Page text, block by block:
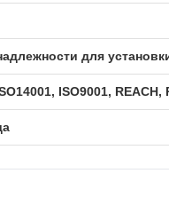
для
ISO9001, REACH,